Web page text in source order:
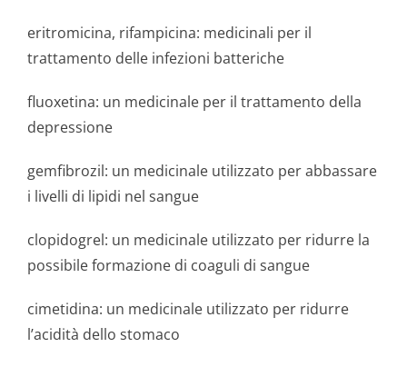
eritromicina, rifampicina: medicinali per il
trattamento delle infezioni batteriche
fluoxetina: un medicinale per il trattamento della
depressione
gemfibrozil: un medicinale utilizzato per abbassare
i livelli di lipidi nel sangue
clopidogrel: un medicinale utilizzato per ridurre la
possibile formazione di coaguli di sangue
cimetidina: un medicinale utilizzato per ridurre
l’acidità dello stomaco